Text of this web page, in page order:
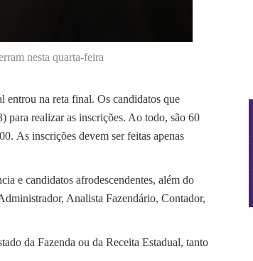
nesta quarta-feira
entrou na reta final. Os candidatos que
para realizar as inscrições. Ao todo, são 60
As inscrições devem ser feitas apenas
e candidatos afrodescendentes, além do
Analista Fazendário, Contador,
da Fazenda ou da Receita Estadual, tanto